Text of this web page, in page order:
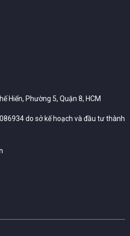
Hiển, Phường 5, Quận 8, HCM
do sở kế hoạch và đầu tư thành